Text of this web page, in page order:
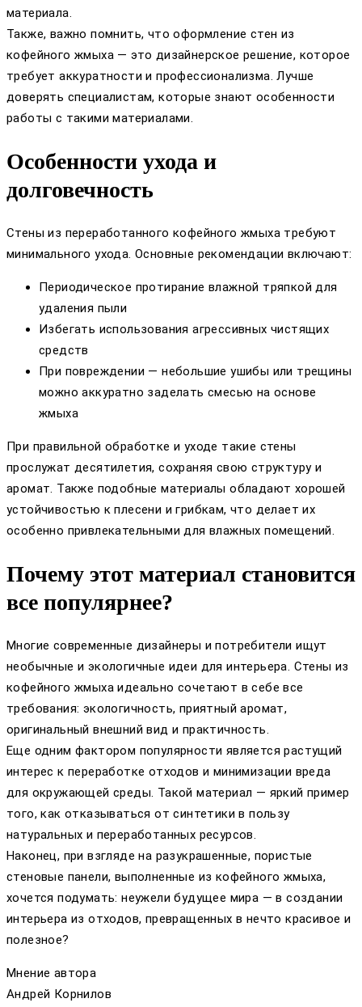
материала.
Также, важно помнить, что оформление стен из
кофейного жмыха — это дизайнерское решение, которое
требует аккуратности и профессионализма. Лучше
доверять специалистам, которые знают особенности
работы с такими материалами.
Особенности ухода и
долговечность
Стены из переработанного кофейного жмыха требуют
минимального ухода. Основные рекомендации включают:
Периодическое протирание влажной тряпкой для
удаления пыли
Избегать использования агрессивных чистящих
средств
При повреждении — небольшие ушибы или трещины
можно аккуратно заделать смесью на основе
жмыха
При правильной обработке и уходе такие стены
прослужат десятилетия, сохраняя свою структуру и
аромат. Также подобные материалы обладают хорошей
устойчивостью к плесени и грибкам, что делает их
особенно привлекательными для влажных помещений.
Почему этот материал становится
все популярнее?
Многие современные дизайнеры и потребители ищут
необычные и экологичные идеи для интерьера. Стены из
кофейного жмыха идеально сочетают в себе все
требования: экологичность, приятный аромат,
оригинальный внешний вид и практичность.
Еще одним фактором популярности является растущий
интерес к переработке отходов и минимизации вреда
для окружающей среды. Такой материал — яркий пример
того, как отказываться от синтетики в пользу
натуральных и переработанных ресурсов.
Наконец, при взгляде на разукрашенные, пористые
стеновые панели, выполненные из кофейного жмыха,
хочется подумать: неужели будущее мира — в создании
интерьера из отходов, превращенных в нечто красивое и
полезное?
Мнение автора
Андрей Корнилов